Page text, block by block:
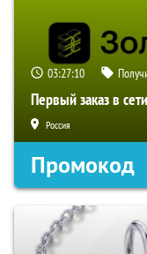
03:27:09
Первый заказ в
Россия
Промокод